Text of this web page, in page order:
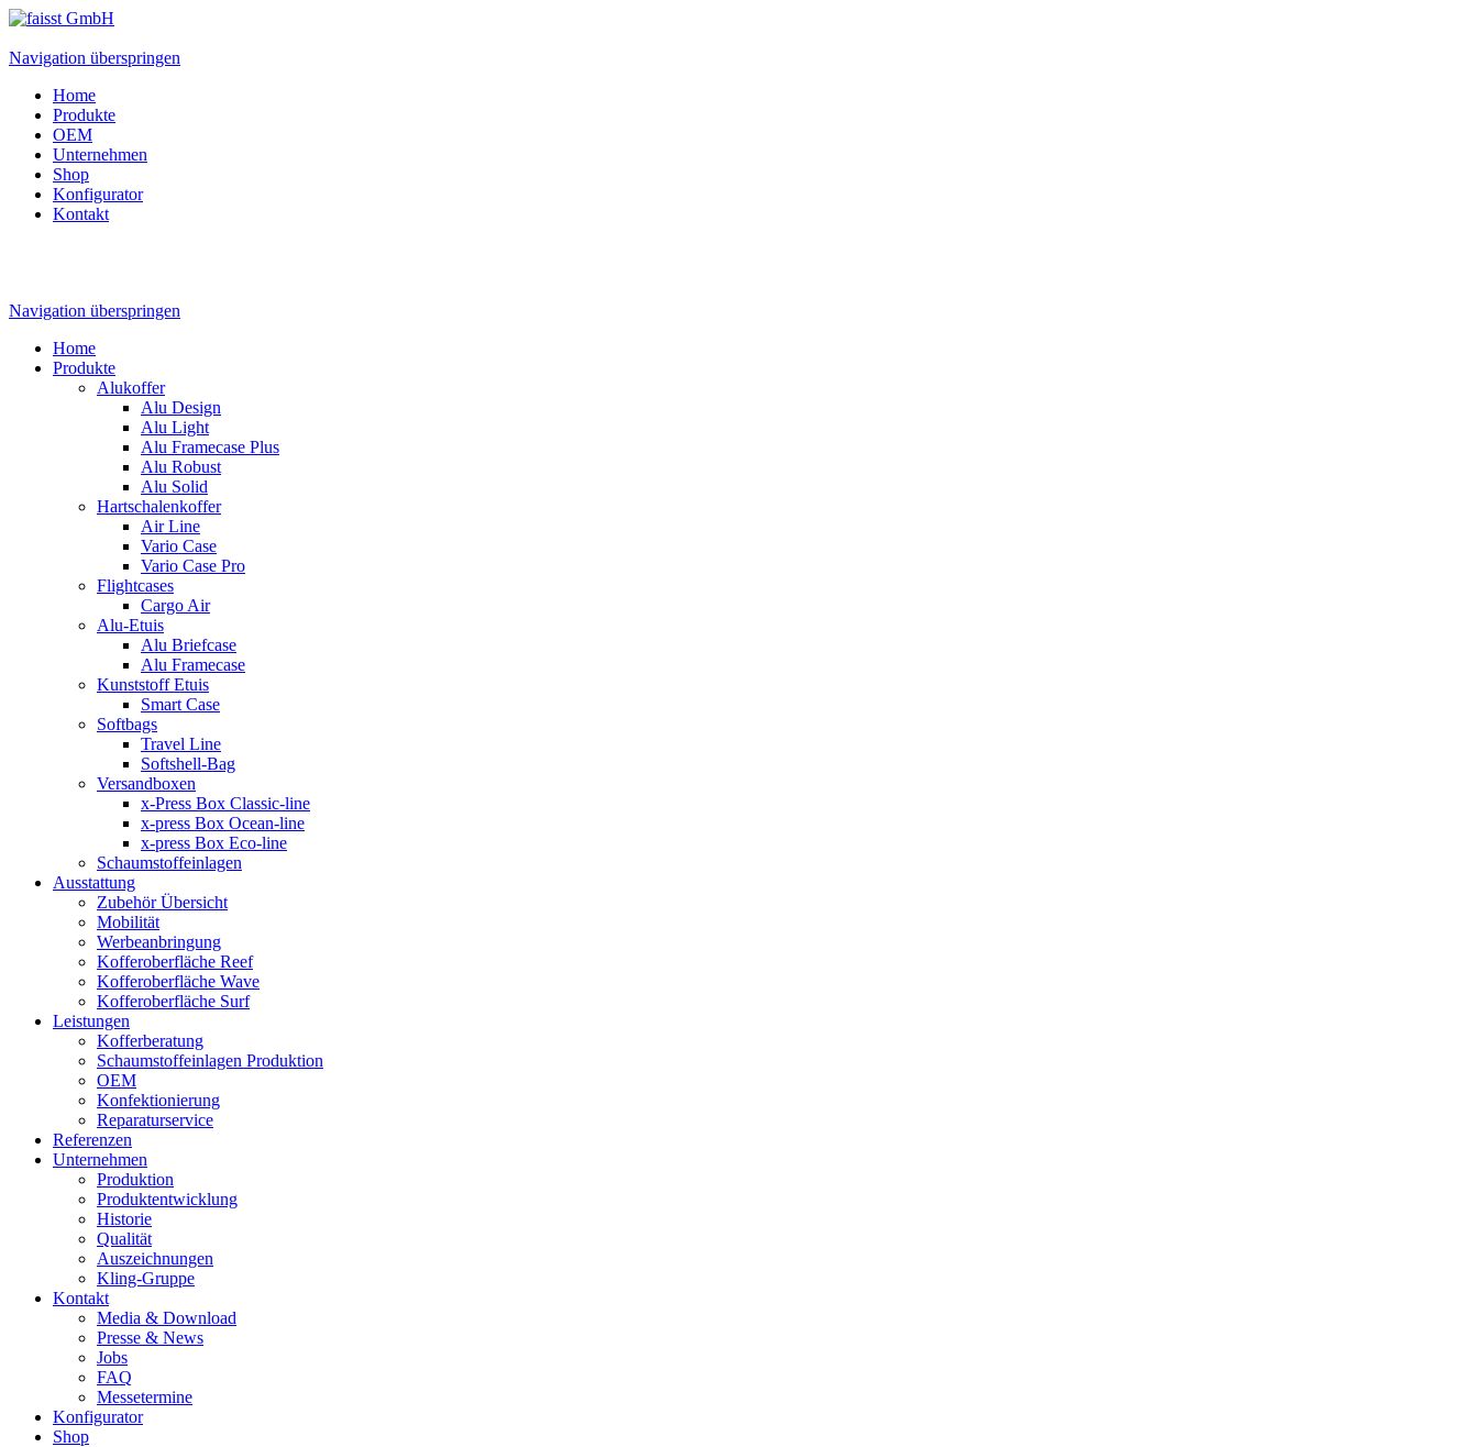
Navigation überspringen
Home
Produkte
OEM
Unternehmen
Shop
Konfigurator
Kontakt
Navigation überspringen
Home
Produkte
Alukoffer
Alu Design
Alu Light
Alu Framecase Plus
Alu Robust
Alu Solid
Hartschalenkoffer
Air Line
Vario Case
Vario Case Pro
Flightcases
Cargo Air
Alu-Etuis
Alu Briefcase
Alu Framecase
Kunststoff Etuis
Smart Case
Softbags
Travel Line
Softshell-Bag
Versandboxen
x-Press Box Classic-line
x-press Box Ocean-line
x-press Box Eco-line
Schaumstoffeinlagen
Ausstattung
Zubehör Übersicht
Mobilität
Werbeanbringung
Kofferoberfläche Reef
Kofferoberfläche Wave
Kofferoberfläche Surf
Leistungen
Kofferberatung
Schaumstoffeinlagen Produktion
OEM
Konfektionierung
Reparaturservice
Referenzen
Unternehmen
Produktion
Produktentwicklung
Historie
Qualität
Auszeichnungen
Kling-Gruppe
Kontakt
Media & Download
Presse & News
Jobs
FAQ
Messetermine
Konfigurator
Shop